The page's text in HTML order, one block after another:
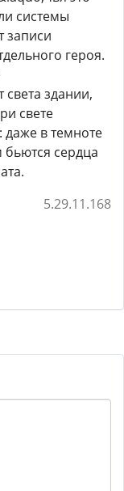
системы
записи
героя.
здании,
свете
в темноте
сердца
5.29.11.168